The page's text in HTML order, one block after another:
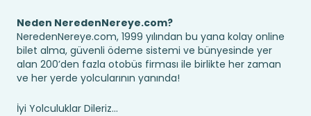
Neden NeredenNereye.com?
NeredenNereye.com, 1999 yılından bu yana kolay online
bilet alma, güvenli ödeme sistemi ve bünyesinde yer
alan 200’den fazla otobüs firması ile birlikte her zaman
ve her yerde yolcularının yanında!
İyi Yolculuklar Dileriz...